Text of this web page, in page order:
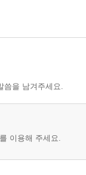
씀을 남겨주세요.
이용해 주세요.